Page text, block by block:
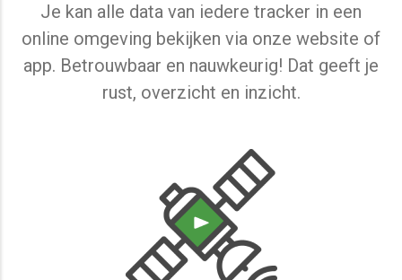
Je kan alle data van iedere tracker in een
online omgeving bekijken via onze website of
app. Betrouwbaar en nauwkeurig! Dat geeft je
rust, overzicht en inzicht.